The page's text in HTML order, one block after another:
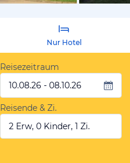
Nur Hotel
Reisezeitraum
10.08.26 - 08.10.26
Reisende & Zi.
2 Erw, 0 Kinder, 1 Zi.